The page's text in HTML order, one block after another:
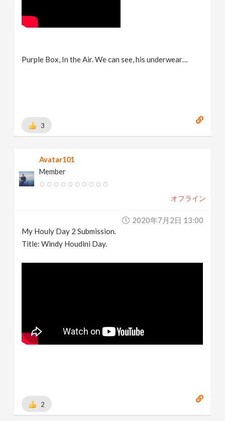
Purple Box, In the Air. We can see, his underwear…
3
Avatar101
Member
オフライン
2020年7月2日 13:00
My Houly Day 2 Submission.
Title: Windy Houdini Day.
2